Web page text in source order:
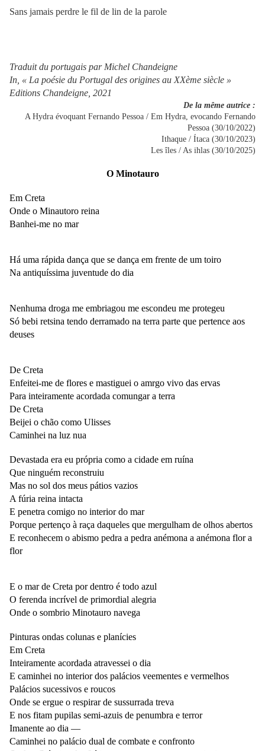
Sans jamais perdre le fil de lin de la parole
Traduit du portugais par Michel Chandeigne
In, « La poésie du Portugal des origines au XXème siècle »
Editions Chandeigne, 2021
De la même autrice :
A Hydra évoquant Fernando Pessoa / Em Hydra, evocando Fernando
Pessoa (30/10/2022)
Ithaque / Ítaca (30/10/2023)
Les îles / As ihlas (30/10/2025)
O Minotauro
Em Creta
Onde o Minautoro reina
Banhei-me no mar
Há uma rápida dança que se dança em frente de um toiro
Na antiquíssima juventude do dia
Nenhuma droga me embriagou me escondeu me protegeu
Só bebi retsina tendo derramado na terra parte que pertence aos
deuses
De Creta
Enfeitei-me de flores e mastiguei o amrgo vivo das ervas
Para inteiramente acordada comungar a terra
De Creta
Beijei o chão como Ulisses
Caminhei na luz nua
Devastada era eu própria como a cidade em ruína
Que ninguém reconstruiu
Mas no sol dos meus pátios vazios
A fúria reina intacta
E penetra comigo no interior do mar
Porque pertenço à raça daqueles que mergulham de olhos abertos
E reconhecem o abismo pedra a pedra anémona a anémona flora
flor
E o mar de Creta por dentro é todo azul
O ferenda incrível de primordial alegria
Onde o sombrio Minotauro navega
Pinturas ondas colunas e planícies
Em Creta
Inteiramente acordada atravessei o dia
E caminhei no interior dos palácios veementes e vermelhos
Palácios sucessivos e roucos
Onde se ergue o respirar de sussurrada treva
E nos fitam pupilas semi-azuis de penumbra e terror
Imanente ao dia ―
Caminhei no palácio dual de combate e confronto